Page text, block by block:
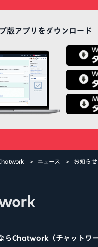
版アプリをダウンロード
ニュース お知らせ
らChatwork（チャットワー